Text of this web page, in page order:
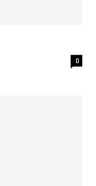
0